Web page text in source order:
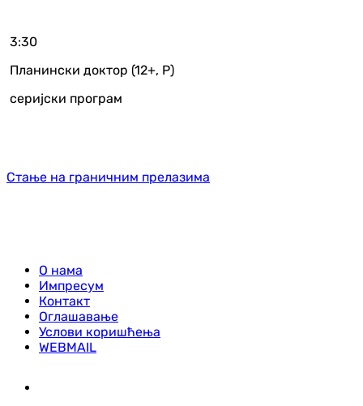
3:30
Планински доктор (12+, Р)
серијски програм
Стање на граничним прелазима
О нама
Импресум
Контакт
Оглашавање
Услови коришћења
WEBMAIL